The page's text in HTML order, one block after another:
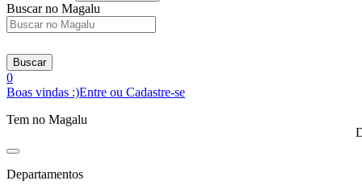
Buscar no Magalu
Buscar
0
Boas vindas :)Entre ou Cadastre-se
Tem no Magalu
Departamentos